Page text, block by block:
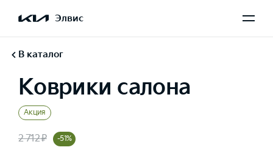
Элвис
В каталог
Коврики салона
Акция
2 712 ₽ -51%